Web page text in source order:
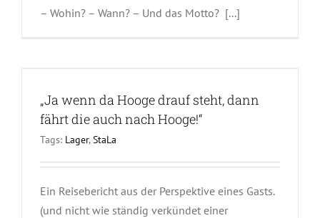
– Wohin? – Wann? – Und das Motto? [...]
„Ja wenn da Hooge drauf steht, dann
fährt die auch nach Hooge!“
Tags: Lager,StaLa
Ein Reisebericht aus der Perspektive eines Gasts.
(und nicht wie ständig verkündet einer